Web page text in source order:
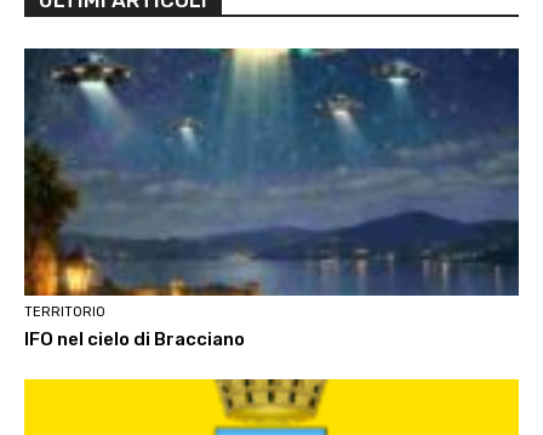
TERRITORIO
IFO nel cielo di Bracciano